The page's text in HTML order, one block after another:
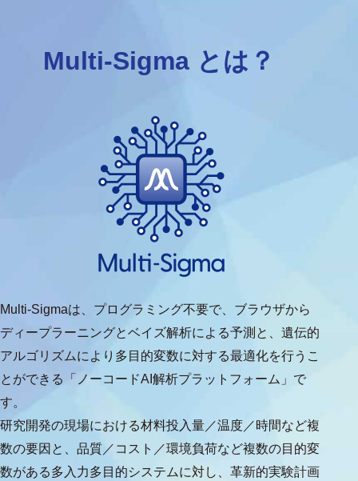
Multi-Sigma とは？
Multi-Sigmaは、プログラミング不要で、ブラウザから
ディープラーニングとベイズ解析による予測と、遺伝的
アルゴリズムにより多目的変数に対する最適化を行うこ
とができる「ノーコードAI解析プラットフォーム」で
す。
研究開発の現場における材料投入量／温度／時間など複
数の要因と、品質／コスト／環境負荷など複数の目的変
数がある多入力多目的システムに対し、革新的実験計画